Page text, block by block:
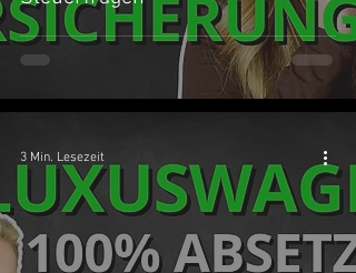
3 Min. Lesezeit